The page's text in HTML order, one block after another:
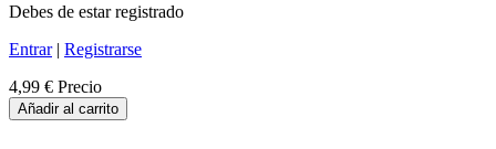
Debes de estar registrado
Entrar| Registrarse
4,99 € Precio
Añadir al carrito